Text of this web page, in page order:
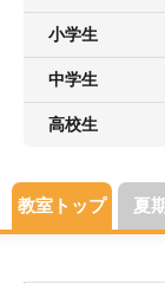
小学生
中学生
高校生
教室トップ 夏